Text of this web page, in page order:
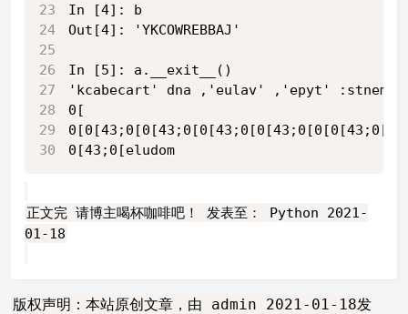
In
Out[4]: 'YKCOWREBBAJ'
In [5]:
'kcabecart' dna ,'eulav' ,'epyt'
0[
0[43;0[eludom
正文完 请博主喝杯咖啡吧！ 发表至： Python 2021-
01-18
版权声明：本站原创文章，由 admin 2021-01-18发